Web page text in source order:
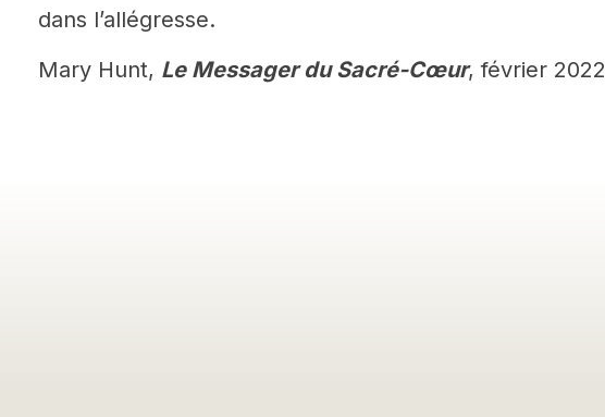
dans l’allégresse.
Mary Hunt, Le Messager du Sacré-Cœur, février 2022